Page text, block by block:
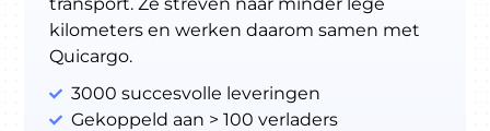
kilometers en werken daarom samen met
Quicargo.
3000 succesvolle leveringen
Gekoppeld aan > 100 verladers